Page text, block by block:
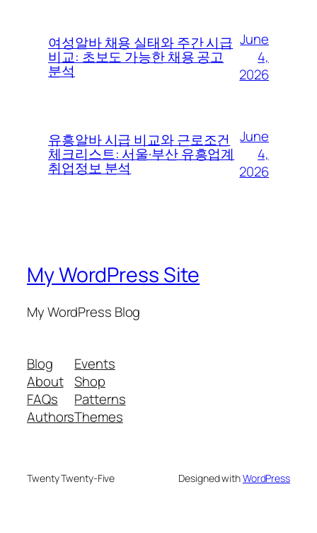
여성알바 채용 실태와 주간 시급
비교: 초보도 가능한 채용 공고
분석
June
4,
2026
유흥알바 시급 비교와 근로조건
체크리스트: 서울·부산 유흥업계
취업정보 분석
June
4,
2026
My WordPress Site
My WordPress Blog
Blog
About
FAQs
Authors
Events
Shop
Patterns
Themes
Twenty Twenty-Five Designed withWordPress